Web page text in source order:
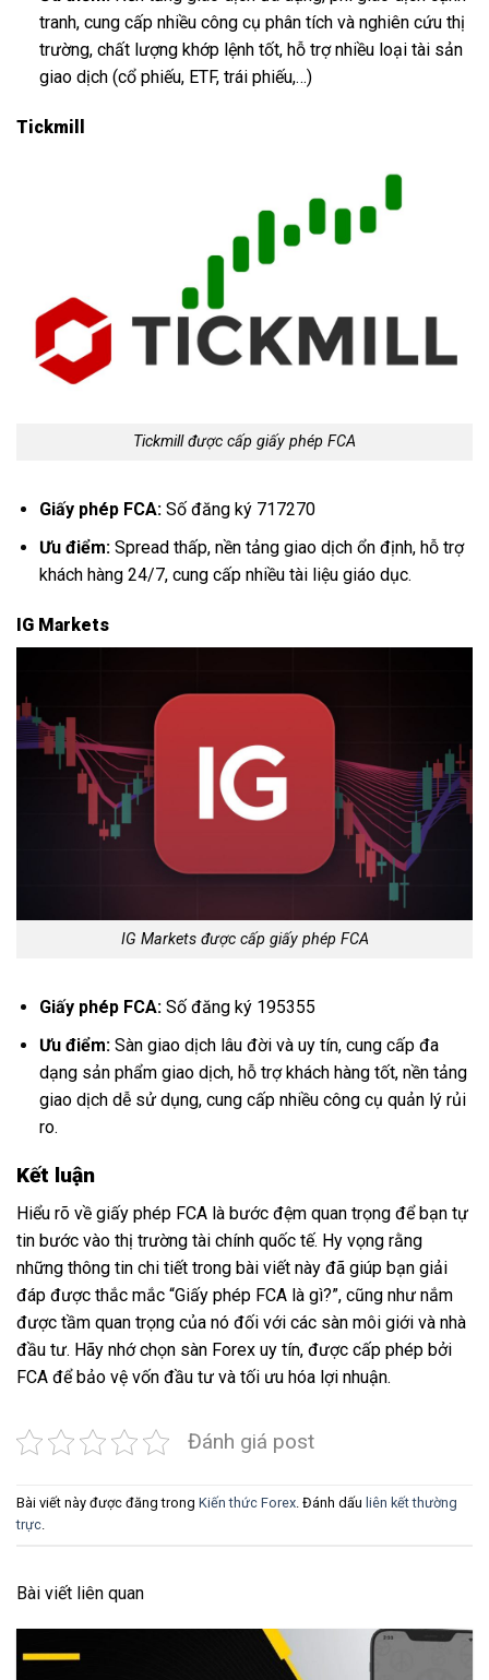
tranh, cung cấp nhiều công cụ phân tích và nghiên cứu thị
trường, chất lượng khớp lệnh tốt, hỗ trợ nhiều loại tài sản
giao dịch (cổ phiếu, ETF, trái phiếu,…)
Tickmill
Tickmill được cấp giấy phép FCA
Giấy phép FCA:Số đăng ký 717270
Ưu điểm:Spread thấp, nền tảng giao dịch ổn định, hỗ trợ
khách hàng 24/7, cung cấp nhiều tài liệu giáo dục.
IG Markets
IG Markets được cấp giấy phép FCA
Giấy phép FCA:Số đăng ký 195355
Ưu điểm:Sàn giao dịch lâu đời và uy tín, cung cấp đa
dạng sản phẩm giao dịch, hỗ trợ khách hàng tốt, nền tảng
giao dịch dễ sử dụng, cung cấp nhiều công cụ quản lý rủi
ro.
Kết luận
Hiểu rõ về giấy phép FCA là bước đệm quan trọng để bạn tự
tin bước vào thị trường tài chính quốc tế. Hy vọng rằng
những thông tin chi tiết trong bài viết này đã giúp bạn giải
đáp được thắc mắc “Giấy phép FCA là gì?”, cũng như nắm
được tầm quan trọng của nó đối với các sàn môi giới và nhà
đầu tư. Hãy nhớ chọn sàn Forex uy tín, được cấp phép bởi
FCA để bảo vệ vốn đầu tư và tối ưu hóa lợi nhuận.
Đánh giá post
Bài viết này được đăng trong Kiến thức Forex. Đánh dấu liên kết thường
trực.
Bài viết liên quan